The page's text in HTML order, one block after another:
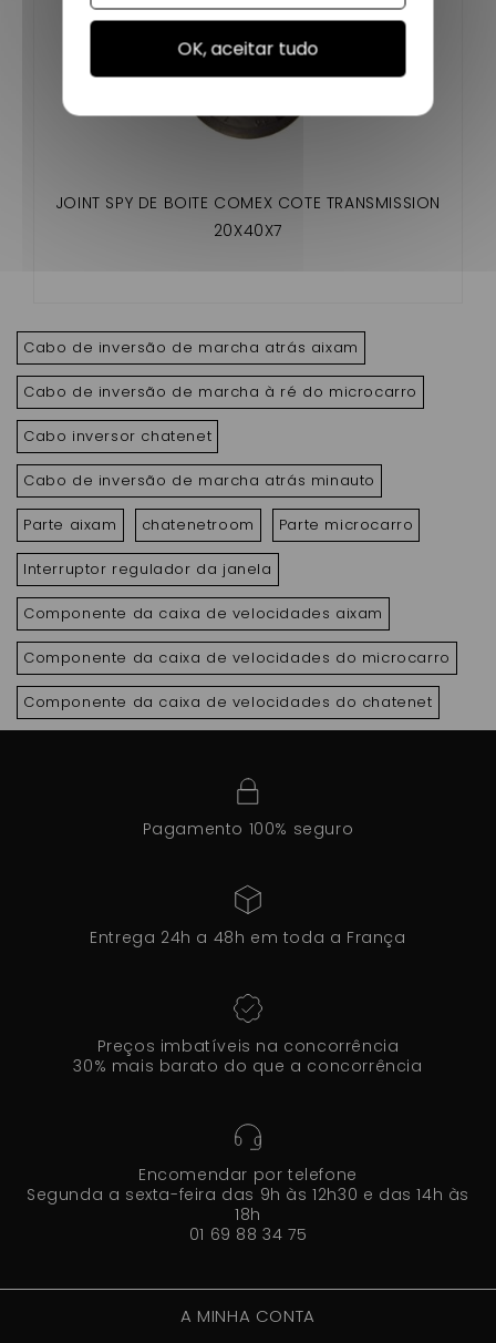
JOINT SPY DE BOITE COMEX COTE TRANSMISSION
20X40X7
Cabo de inversão de marcha atrás aixam
Cabo de inversão de marcha à ré do microcarro
Cabo inversor chatenet
Cabo de inversão de marcha atrás minauto
Parte aixam chatenetroom Parte microcarro
Interruptor regulador da janela
Componente da caixa de velocidades aixam
Componente da caixa de velocidades do microcarro
Componente da caixa de velocidades do chatenet
Pagamento 100% seguro
Entrega 24h a 48h em toda a França
Preços imbatíveis na concorrência
30% mais barato do que a concorrência
Encomendar por telefone
Segunda a sexta-feira das 9h às 12h30 e das 14h às
18h
01 69 88 34 75
A MINHA CONTA
OK, aceitar tudo